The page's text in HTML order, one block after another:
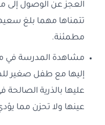
العجز عن الوصول إلى
تتمناها مهما بلغ
مطمئنة.
مشاهدة المدرسة في
إليها مع طفل صغير
عليها بالذرية
عينها ولا تحزن مما